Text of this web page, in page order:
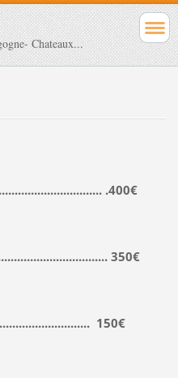
Chateaux...
.400€
350€
150€